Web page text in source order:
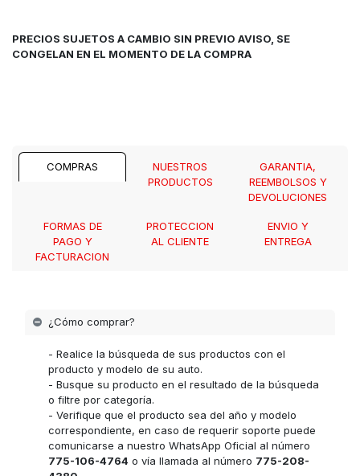
PRECIOS SUJETOS A CAMBIO SIN PREVIO AVISO, SE
CONGELAN EN EL MOMENTO DE LA COMPRA
COMPRAS
NUESTROS
PRODUCTOS
GARANTIA,
REEMBOLSOS Y
DEVOLUCIONES
FORMAS DE
PAGO Y
FACTURACION
PROTECCION
AL CLIENTE
ENVIO Y
ENTREGA
¿Cómo comprar?
- Realice la búsqueda de sus productos con el
producto y modelo de su auto.
- Busque su producto en el resultado de la búsqueda
o filtre por categoría.
- Verifique que el producto sea del año y modelo
correspondiente, en caso de requerir soporte puede
comunicarse a nuestro WhatsApp Oficial al número
775-106-4764 o vía llamada al número 775-208-